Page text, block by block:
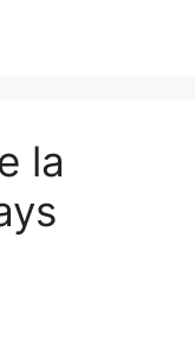
la